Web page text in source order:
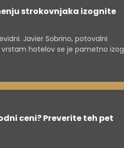
strokovnjaka izognite
Javier Sobrino, potovalni
hotelov se je pametno
ceni? Preverite teh pet